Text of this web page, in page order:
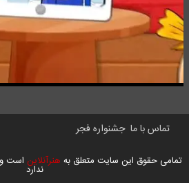
تماس با ما جشنواره فجر
تمامی حقوق این سایت متعلق به هنرآنلاین است و
ندارد